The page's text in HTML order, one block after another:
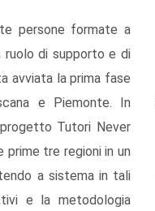
persone formate a
ruolo di supporto e di
avviata la prima fase
e Piemonte. In
Tutori Never
prime tre regioni in un
a sistema in tali
e la metodologia